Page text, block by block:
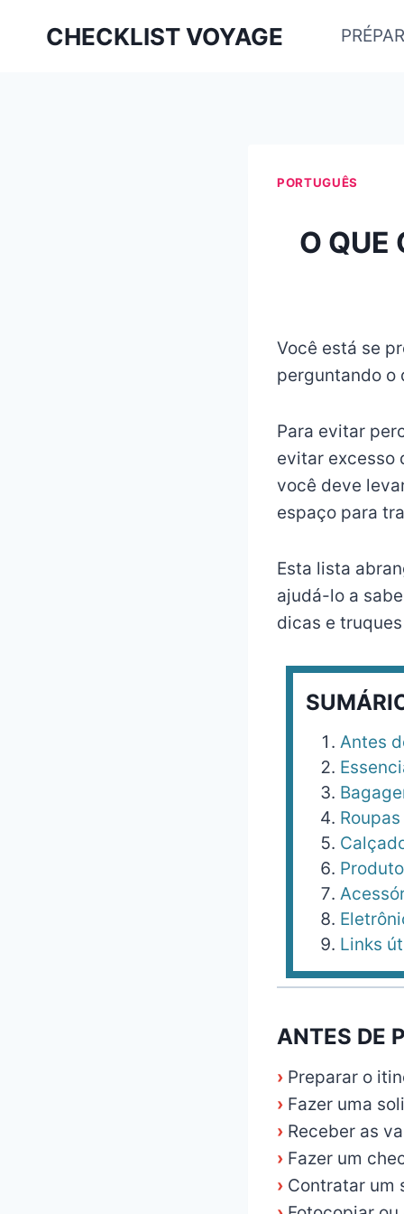
CHECKLIST VOYAGE
PORTUGUÊS
O
Você está se
perguntando o
Para evitar
evitar excesso
você deve
espaço para
Esta lista
ajudá-lo a
dicas e
Antes
Roupas
Links
ANTES DE
› Preparar o
› Fazer uma
› Receber as
› Fazer um
› Contratar um